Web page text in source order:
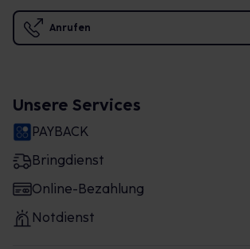
Anrufen
Unsere Services
PAYBACK
Bringdienst
Online-Bezahlung
Notdienst